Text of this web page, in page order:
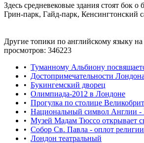
Здесь средневековые здания стоят
Грин-парк, Гайд-парк, Кенсингтонский
Другие топики по английскому языку на
просмотров: 346223
• Туманному Альбиону
• Достопримечательности Лондона
• Букингемский дворец
• Олимпиада-2012 в Лондоне
• Прогулка по столице
• Национальный символ Англии -
• Музей Мадам Тюссо открывает
• Cобор Св. Павла - оплот
• Лондон театральный